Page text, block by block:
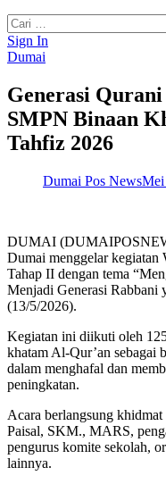
Cari
untuk:
Sign In
Dumai
Generasi
SMPN Binaan
Tahfiz 2026
Dumai Pos NewsMei
DUMAI
Dumai menggelar kegiatan
Tahap II dengan tema
Menjadi Generasi Rabbani
(13/5/2026).
Kegiatan ini diikuti oleh
khatam Al-Qur’an sebagai
dalam menghafal dan
peningkatan.
Acara berlangsung
Paisal, SKM., MARS,
pengurus komite sekolah,
lainnya.